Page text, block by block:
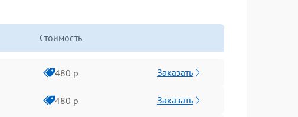
Стоимость
480 р Заказать
480 р Заказать